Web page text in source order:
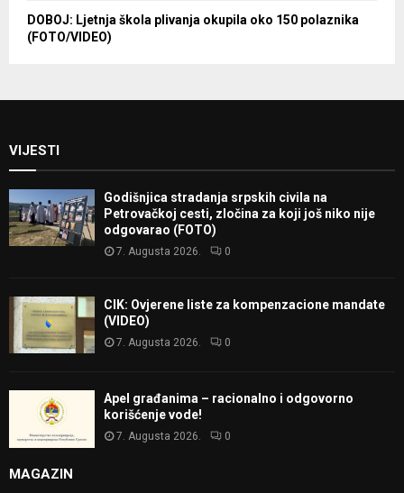
DOBOJ: Ljetnja škola plivanja okupila oko 150 polaznika
(FOTO/VIDEO)
VIJESTI
Godišnjica stradanja srpskih civila na
Petrovačkoj cesti, zločina za koji još niko nije
odgovarao (FOTO)
7. Augusta 2026. 0
CIK: Ovjerene liste za kompenzacione mandate
(VIDEO)
7. Augusta 2026. 0
Apel građanima – racionalno i odgovorno
korišćenje vode!
7. Augusta 2026. 0
MAGAZIN